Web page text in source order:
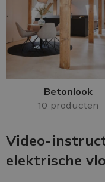
Betonlook
10 producten
Video-
elektrische